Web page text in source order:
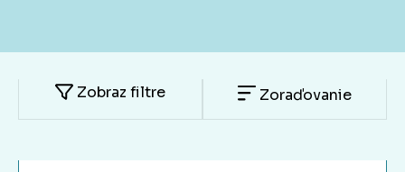
Zobraz filtre Zoraďovanie